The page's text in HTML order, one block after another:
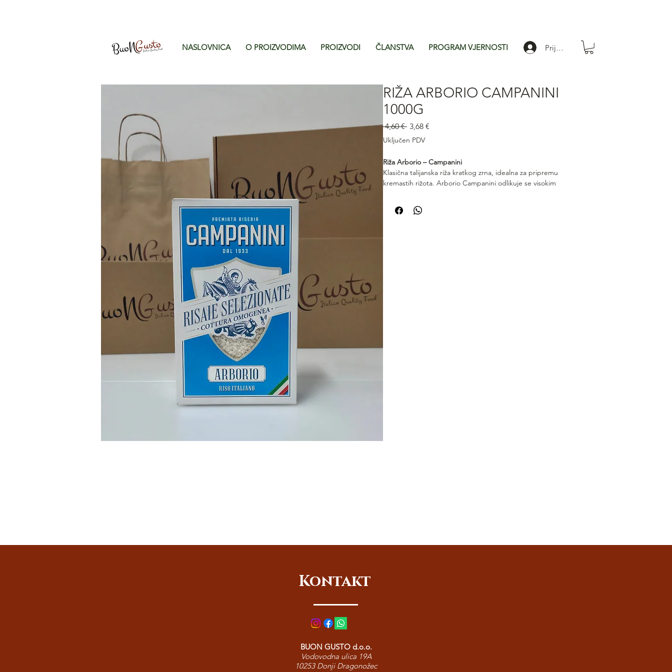
NASLOVNICA O PROIZVODIMA PROIZVODI ČLANSTVA PROGRAM VJERNOSTI Prijavi se
RIŽA ARBORIO CAMPANINI
1000G
4,60 € Redovna
cijena
3,68 €
Uključen PDV
Riža Arborio – Campanini
Klasična talijanska riža kratkog zrna, idealna za pripremu
kremastih rižota. Arborio Campanini odlikuje se visokim
teksturu, dok zrna ostaju čvrsta i sočna. Savršen izbor za
autentični talijanski rižoto.
Kontakt
BUON GUSTO d.o.o.
Vodovodna ulica 19A
10253 Donji Dragonožec